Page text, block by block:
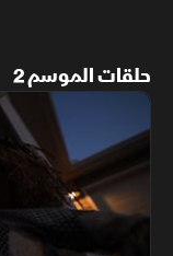
حلقات الموسم 2